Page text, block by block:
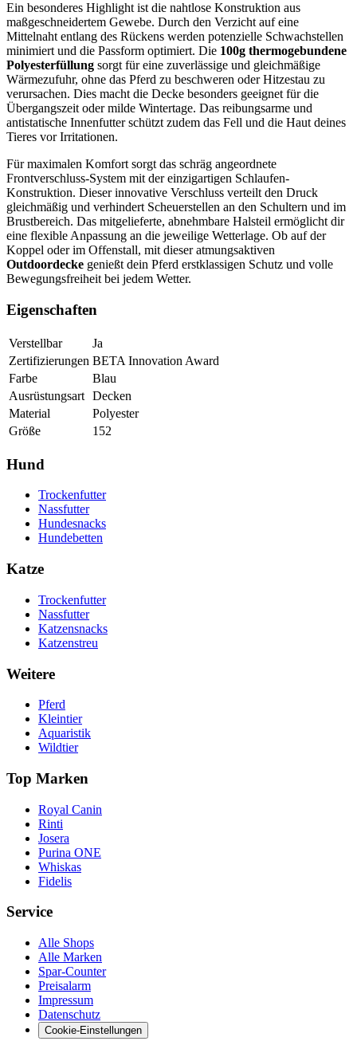
Ein besonderes Highlight ist die nahtlose Konstruktion aus
maßgeschneidertem Gewebe. Durch den Verzicht auf eine
Mittelnaht entlang des Rückens werden potenzielle Schwachstellen
minimiert und die Passform optimiert. Die 100g thermogebundene
Polyesterfüllung sorgt für eine zuverlässige und gleichmäßige
Wärmezufuhr, ohne das Pferd zu beschweren oder Hitzestau zu
verursachen. Dies macht die Decke besonders geeignet für die
Übergangszeit oder milde Wintertage. Das reibungsarme und
antistatische Innenfutter schützt zudem das Fell und die Haut deines
Tieres vor Irritationen.
Für maximalen Komfort sorgt das schräg angeordnete
Frontverschluss-System mit der einzigartigen Schlaufen-
Konstruktion. Dieser innovative Verschluss verteilt den Druck
gleichmäßig und verhindert Scheuerstellen an den Schultern und im
Brustbereich. Das mitgelieferte, abnehmbare Halsteil ermöglicht dir
eine flexible Anpassung an die jeweilige Wetterlage. Ob auf der
Koppel oder im Offenstall, mit dieser atmungsaktiven
Outdoordecke genießt dein Pferd erstklassigen Schutz und volle
Bewegungsfreiheit bei jedem Wetter.
Eigenschaften
Verstellbar
Ja
Zertifizierungen BETA Innovation Award
Farbe
Blau
Ausrüstungsart Decken
Material
Polyester
Größe
152
Hund
Trockenfutter
Nassfutter
Hundesnacks
Hundebetten
Katze
Trockenfutter
Nassfutter
Katzensnacks
Katzenstreu
Weitere
Pferd
Kleintier
Aquaristik
Wildtier
Top Marken
Royal Canin
Rinti
Josera
Purina ONE
Whiskas
Fidelis
Service
Alle Shops
Alle Marken
Spar-Counter
Preisalarm
Impressum
Datenschutz
Cookie-Einstellungen